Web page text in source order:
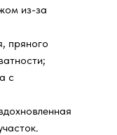
из-за
пряного
с